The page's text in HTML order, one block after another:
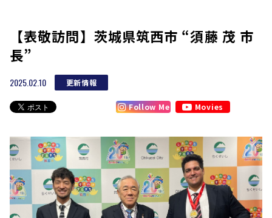
【表敬訪問】茨城県筑西市 “須藤 茂 市
長”
2025.02.10 更新情報
Follow Me Movies